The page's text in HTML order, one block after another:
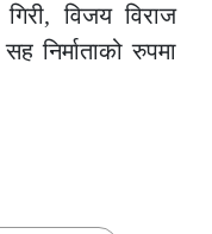
विजय विराज
निर्माताको रुपमा